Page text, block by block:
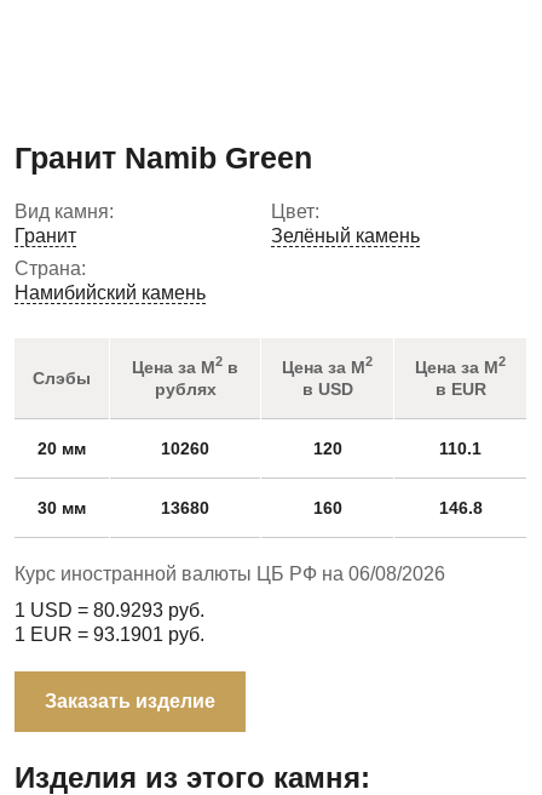
Гранит Namib Green
Вид камня:
Гранит
Цвет:
Зелёный камень
Страна:
Намибийский камень
Слэбы
Цена за М2 в
рублях
Цена за М2
в USD
Цена за М2
в EUR
20 мм 10260 120 110.1
30 мм 13680 160 146.8
Курс иностранной валюты ЦБ РФ на 06/08/2026
1 USD = 80.9293 руб.
1 EUR = 93.1901 руб.
Заказать изделие
Изделия из этого камня: